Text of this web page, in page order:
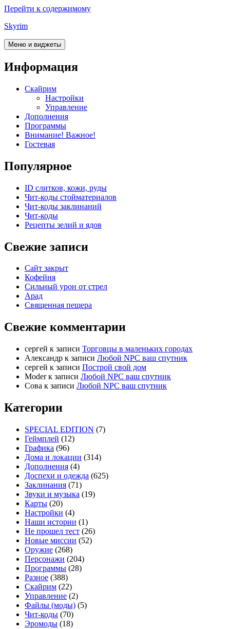
Перейти к содержимому
Skyrim
Меню и виджеты
Информация
Скайрим
Настройки
Управление
Дополнения
Программы
Внимание! Важное!
Гостевая
Популярное
ID слитков, кожи, руды
Чит-коды стойматериалов
Чит-коды заклинаний
Чит-коды
Рецепты зелий и ядов
Свежие записи
Сайт закрыт
Кофейня
Cильный урон от стрел
Арад
Священная пещера
Свежие комментарии
cергей к записи Торговцы в маленьких городах
Александр к записи Любой NPC ваш спутник
cергей к записи Построй свой дом
Moderк записи Любой NPC ваш спутник
Сова к записи Любой NPC ваш спутник
Категории
SPECIAL EDITION (7)
Геймплей (12)
Графика (96)
Дома и локации (314)
Дополнения (4)
Доспехи и одежда (625)
Заклинания (71)
Звуки и музыка (19)
Карты (20)
Настройки (4)
Наши истории (1)
Не прошел тест (26)
Новые миссии (52)
Оружие (268)
Персонажи (204)
Программы (28)
Разное (388)
Скайрим (22)
Управление (2)
Файлы (моды) (5)
Чит-коды (70)
Эромоды (18)